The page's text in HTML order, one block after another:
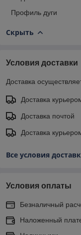
Профиль дуги
Скрыть
Условия доставки
Доставка
Доставка
Доставка почтой
Доставка
Все условия
Условия оплаты
Безналичный
Наложенный